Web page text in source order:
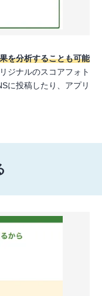
を分析することも可能
ジナルのスコアフォト
に投稿したり、アプリ